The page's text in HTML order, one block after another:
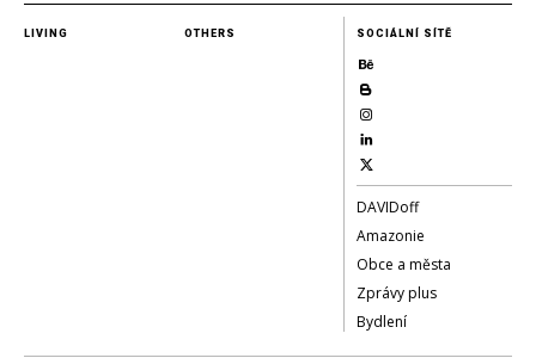
LIVING OTHERS SOCIÁLNÍ SÍTĚ
DAVIDoff
Amazonie
Obce a města
Zprávy plus
Bydlení